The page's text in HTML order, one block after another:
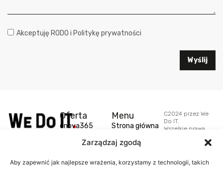
Zarządzaj zgodą
Aby zapewnić jak najlepsze wrażenia, korzystamy z technologii, takich
Akceptuję RODO i Politykę prywatności
Wyślij
wieloletnie
Oferta
enova365
Comarch
SaldeoSmart
Menu
Strona główna
O nas
Aktualności
C2024 przez We
Do IT.
Wszelkie prawa